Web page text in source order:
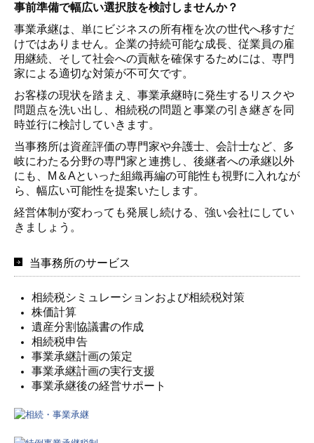
事前準備で幅広い選択肢を検討しませんか？
事業承継は、単にビジネスの所有権を次の世代へ移すだ
けではありません。企業の持続可能な成長、従業員の雇
用継続、そして社会への貢献を確保するためには、専門
家による適切な対策が不可欠です。
お客様の現状を踏まえ、事業承継時に発生するリスクや
問題点を洗い出し、相続税の問題と事業の引き継ぎを同
時並行に検討していきます。
当事務所は資産評価の専門家や弁護士、会計士など、多
岐にわたる分野の専門家と連携し、後継者への承継以外
にも、M＆Aといった組織再編の可能性も視野に入れなが
ら、幅広い可能性を提案いたします。
経営体制が変わっても発展し続ける、強い会社にしてい
きましょう。
当事務所のサービス
相続税シミュレーションおよび相続税対策
株価計算
遺産分割協議書の作成
相続税申告
事業承継計画の策定
事業承継計画の実行支援
事業承継後の経営サポート